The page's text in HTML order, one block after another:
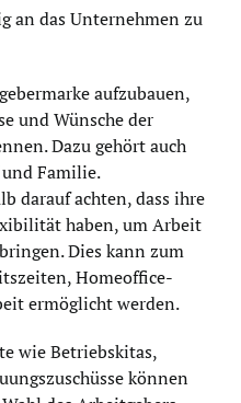
das Unternehmen zu
aufzubauen,
und Wünsche der
Dazu gehört auch
Familie.
darauf achten, dass ihre
haben, um Arbeit
Dies kann zum
Homeoffice-
ermöglicht werden.
wie Betriebskitas,
können